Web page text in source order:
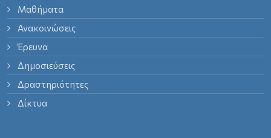
Μαθήματα
Ανακοινώσεις
Έρευνα
Δημοσιεύσεις
Δραστηριότητες
Δίκτυα